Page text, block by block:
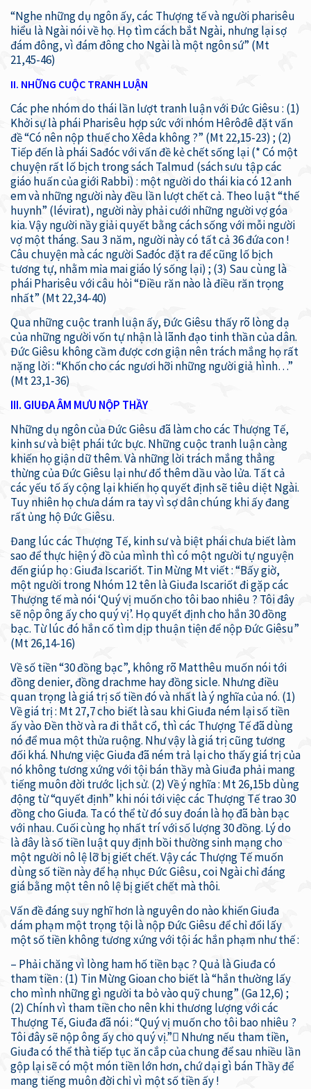
“Nghe những dụ ngôn ấy, các Thượng tế và người pharisêu
hiểu là Ngài nói về họ. Họ tìm cách bắt Ngài, nhưng lại sợ
đám đông, vì đám đông cho Ngài là một ngôn sứ” (Mt
21,45-46)
II. NHỮNG CUỘC TRANH LUẬN
Các phe nhóm do thái lần lượt tranh luận với Đức Giêsu : (1)
Khởi sự là phái Pharisêu hợp sức với nhóm Hêrôđê đặt vấn
đề “Có nên nộp thuế cho Xêda không ?” (Mt 22,15-23) ; (2)
Tiếp đến là phái Sađóc với vấn đề kẻ chết sống lại (* Có một
chuyện rất lố bịch trong sách Talmud (sách sưu tập các
giáo huấn của giới Rabbi) : một người do thái kia có 12 anh
em và những người này đều lần lượt chết cả. Theo luật “thế
huynh” (lévirat), người này phải cưới những người vợ góa
kia. Vậy người nầy giải quyết bằng cách sống với mỗi người
vợ một tháng. Sau 3 năm, người này có tất cả 36 đứa con !
Câu chuyện mà các người Sađóc đặt ra để cũng lố bịch
tương tự, nhằm mỉa mai giáo lý sống lại) ; (3) Sau cùng là
phái Pharisêu với câu hỏi “Điều răn nào là điều răn trọng
nhất” (Mt 22,34-40)
Qua những cuộc tranh luận ấy, Đức Giêsu thấy rõ lòng dạ
của những người vốn tự nhận là lãnh đạo tinh thần của dân.
Đức Giêsu không cầm được cơn giận nên trách mắng họ rất
nặng lời : “Khốn cho các ngươi hỡi những người giả hình…”
(Mt 23,1-36)
III. GIUĐA ÂM MƯU NỘP THẦY
Những dụ ngôn của Đức Giêsu đã làm cho các Thượng Tế,
kinh sư và biệt phái tức bực. Những cuộc tranh luận càng
khiến họ giận dữ thêm. Và những lời trách mắng thẳng
thừng của Đức Giêsu lại như đổ thêm dầu vào lửa. Tất cả
các yếu tố ấy cộng lại khiến họ quyết định sẽ tiêu diệt Ngài.
Tuy nhiên họ chưa dám ra tay vì sợ dân chúng khi ấy đang
rất ủng hộ Đức Giêsu.
Đang lúc các Thượng Tế, kinh sư và biệt phái chưa biết làm
sao để thực hiện ý đồ của mình thì có một người tự nguyện
đến giúp họ : Giuđa Iscariốt. Tin Mừng Mt viết : “Bấy giờ,
một người trong Nhóm 12 tên là Giuđa Iscariốt đi gặp các
Thượng tế mà nói ‘Quý vị muốn cho tôi bao nhiêu ? Tôi đây
sẽ nộp ông ấy cho quý vị’. Họ quyết định cho hắn 30 đồng
bạc. Từ lúc đó hắn cố tìm dịp thuận tiện để nộp Đức Giêsu”
(Mt 26,14-16)
Về số tiền “30 đồng bạc”, không rõ Matthêu muốn nói tới
đồng denier, đồng drachme hay đồng sicle. Nhưng điều
quan trọng là giá trị số tiền đó và nhất là ý nghĩa của nó. (1)
Về giá trị : Mt 27,7 cho biết là sau khi Giuđa ném lại số tiền
ấy vào Đền thờ và ra đi thắt cổ, thì các Thượng Tế đã dùng
nó để mua một thửa ruộng. Như vậy là giá trị cũng tương
đối khá. Nhưng việc Giuđa đã ném trả lại cho thấy giá trị của
nó không tương xứng với tội bán thầy mà Giuđa phải mang
tiếng muôn đời trước lịch sử. (2) Về ý nghĩa : Mt 26,15b dùng
động từ “quyết định” khi nói tới việc các Thượng Tế trao 30
đồng cho Giuđa. Ta có thể từ đó suy đoán là họ đã bàn bạc
với nhau. Cuối cùng họ nhất trí với số lượng 30 đồng. Lý do
là đây là số tiền luật quy định bồi thường sinh mạng cho
một người nô lệ lỡ bị giết chết. Vậy các Thượng Tế muốn
dùng số tiền này để hạ nhục Đức Giêsu, coi Ngài chỉ đáng
giá bằng một tên nô lệ bị giết chết mà thôi.
Vấn đề đáng suy nghĩ hơn là nguyên do nào khiến Giuđa
dám phạm một trọng tội là nộp Đức Giêsu để chỉ đổi lấy
một số tiền không tương xứng với tội ác hắn phạm như thế :
– Phải chăng vì lòng ham hố tiền bạc ? Quả là Giuđa có
tham tiền : (1) Tin Mừng Gioan cho biết là “hắn thường lấy
cho mình những gì người ta bỏ vào quỹ chung” (Ga 12,6) ;
(2) Chính vì tham tiền cho nên khi thương lượng với các
Thượng Tế, Giuđa đã nói : “Quý vị muốn cho tôi bao nhiêu ?
Tôi đây sẽ nộp ông ấy cho quý vị.” Nhưng nếu tham tiền,
Giuđa có thể thà tiếp tục ăn cắp của chung để sau nhiều lần
gộp lại sẽ có một món tiền lớn hơn, chứ dại gì bán Thầy để
mang tiếng muôn đời chỉ vì một số tiền ấy !